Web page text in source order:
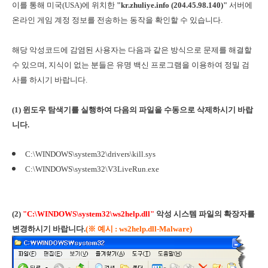
이를 통해 미국(USA)에 위치한 "kr.zhuliye.info (204.45.98.140)" 서버에
온라인 게임 계정 정보를 전송하는 동작을 확인할 수 있습니다.
해당 악성코드에 감염된 사용자는 다음과 같은 방식으로 문제를 해결할
수 있으며, 지식이 없는 분들은 유명 백신 프로그램을 이용하여 정밀 검
사를 하시기 바랍니다.
(1) 윈도우 탐색기를 실행하여 다음의 파일을 수동으로 삭제하시기 바랍
니다.
C:\WINDOWS\system32\drivers\kill.sys
C:\WINDOWS\system32\V3LiveRun.exe
(2) "C:\WINDOWS\system32\ws2help.dll" 악성 시스템 파일의 확장자를
변경하시기 바랍니다.(※ 예시 : ws2help.dll-Malware)